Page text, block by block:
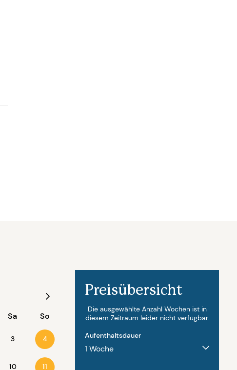
Sa So
3 4
10 11
August - 2027
Mo Di Mi Do
Preisübersicht
Die ausgewählte Anzahl Wochen ist in
diesem Zeitraum leider nicht verfügbar.
Aufenthaltsdauer